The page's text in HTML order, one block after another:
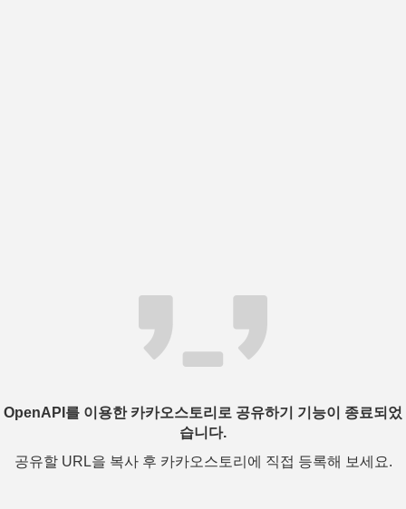
OpenAPI를 이용한 카카오스토리로 공유하기 기능이 종료되었
습니다.
공유할 URL을 복사 후 카카오스토리에 직접 등록해 보세요.